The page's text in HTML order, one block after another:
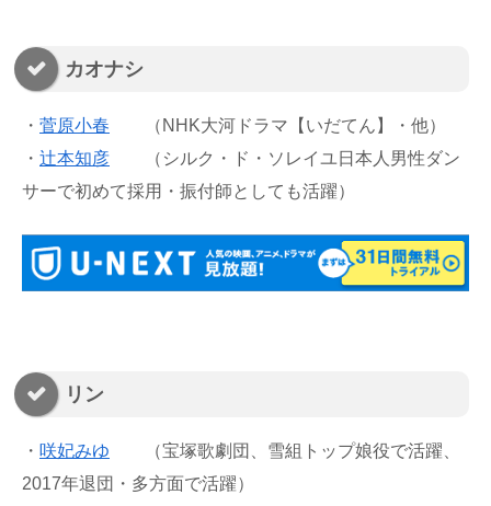
カオナシ
・ 菅原小春 （NHK大河ドラマ【いだてん】・他）
・ 辻󠄀本知彦 （シルク・ド・ソレイユ日本人男性ダン
サーで初めて採用・振付師としても活躍）
リン
・ 咲妃みゆ （宝塚歌劇団、雪組トップ娘役で活躍、
2017年退団・多方面で活躍）